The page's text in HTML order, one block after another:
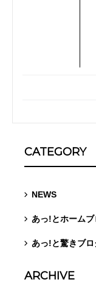
CATEGORY
NEWS
あっ!とホームブ
あっ!と驚きブロ
ARCHIVE